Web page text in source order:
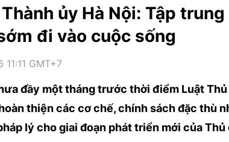
ủy Hà Nội: Tập
đi vào cuộc sống
GMT+7
đầy một tháng trước thời điểm Luật
thiện các cơ chế, chính sách đặc thù
lý cho giai đoạn phát triển mới của Thủ